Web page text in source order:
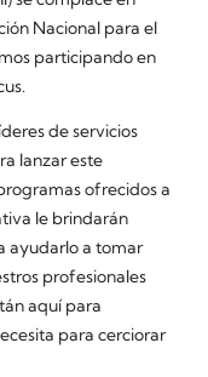
Nacional para el
participando en
de servicios
lanzar este
ofrecidos a
le brindarán
ayudarlo a tomar
profesionales
aquí para
para cerciorar